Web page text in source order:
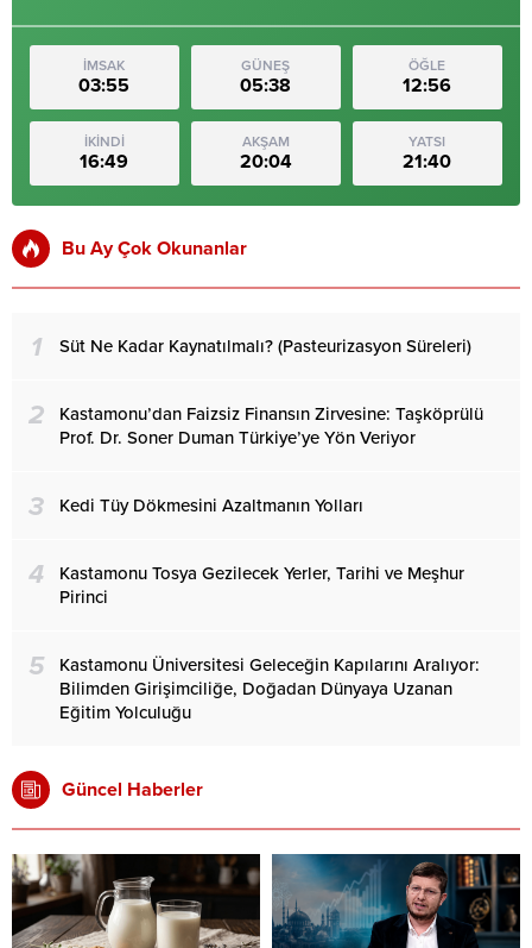
İMSAK
03:55
GÜNEŞ
05:38
ÖĞLE
12:56
İKİNDİ
16:49
AKŞAM
20:04
YATSI
21:40
Bu Ay Çok Okunanlar
1 Süt Ne Kadar Kaynatılmalı? (Pasteurizasyon Süreleri)
2
Kastamonu’dan Faizsiz Finansın Zirvesine: Taşköprülü
Prof. Dr. Soner Duman Türkiye’ye Yön Veriyor
3 Kedi Tüy Dökmesini Azaltmanın Yolları
4
Kastamonu Tosya Gezilecek Yerler, Tarihi ve Meşhur
Pirinci
5
Kastamonu Üniversitesi Geleceğin Kapılarını Aralıyor:
Bilimden Girişimciliğe, Doğadan Dünyaya Uzanan
Eğitim Yolculuğu
Güncel Haberler